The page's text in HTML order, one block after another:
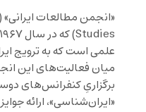
علمی است که به ترویج
میان فعالیت‌های این
برگزاریِ کنفرانس‌های
«ایران‌شناسی»، ارائه‌